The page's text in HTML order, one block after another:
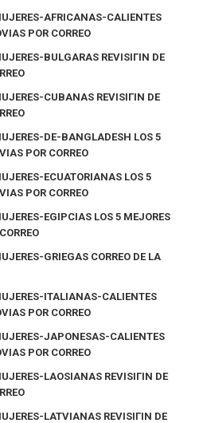
AFRICANAS-CALIENTES
POR CORREO
BULGARAS REVISIГІN DE
CUBANAS REVISIГІN DE
DE-BANGLADESH LOS 5
POR CORREO
ECUATORIANAS LOS 5
POR CORREO
EGIPCIAS LOS 5 MEJORES
GRIEGAS CORREO DE LA
ITALIANAS-CALIENTES
POR CORREO
JAPONESAS-CALIENTES
POR CORREO
LAOSIANAS REVISIГІN DE
LATVIANAS REVISIГІN DE